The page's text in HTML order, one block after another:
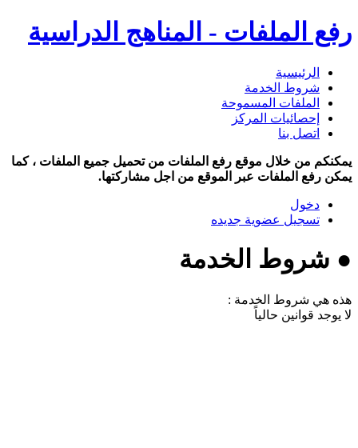
رفع الملفات - المناهج الدراسية
الرئيسية
شروط الخدمة
الملفات المسموحة
إحصائيات المركز
اتصل بنا
يمكنكم من خلال موقع رفع الملفات من تحميل جميع الملفات ، كما
يمكن رفع الملفات عبر الموقع من اجل مشاركتها.
دخول
تسجيل عضوية جديده
● شروط الخدمة
هذه هي شروط الخدمة :
لا يوجد قوانين حالياً